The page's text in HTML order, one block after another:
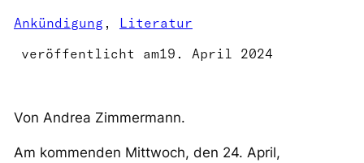
Ankündigung , Literatur
veröffentlicht am19. April 2024
Von Andrea Zimmermann.
Am kommenden Mittwoch, den 24. April,